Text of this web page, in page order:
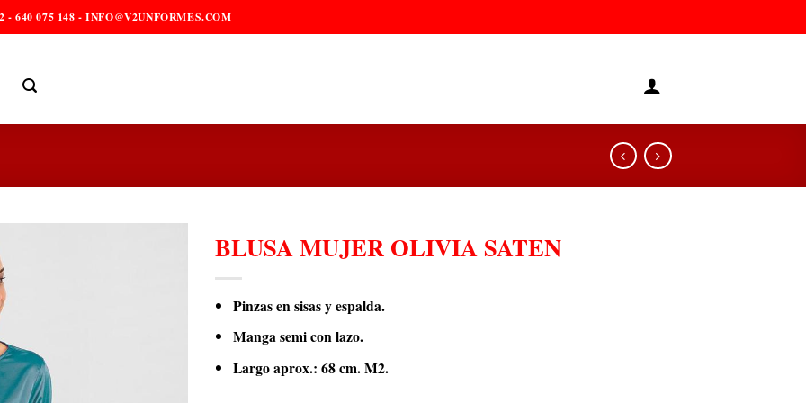
640 075 148 - INFO@V2UNFORMES.COM
BLUSA MUJER OLIVIA SATEN
Pinzas en sisas y espalda.
Manga semi con lazo.
Largo aprox.: 68 cm. M2.